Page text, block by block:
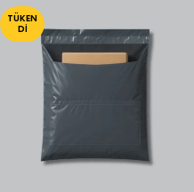
TÜKEN
DI